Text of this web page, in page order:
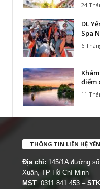
24
DL
Spa
6
điểm
11
THÔNG TIN LIÊN HỆ
Địa chỉ: 145/1A đường
Xuân, TP Hồ Chí Minh
MST: 0311 841 453 – STK